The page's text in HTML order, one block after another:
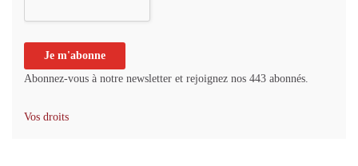
Abonnez-vous à notre newsletter et rejoignez nos 443 abonnés.
Vos droits